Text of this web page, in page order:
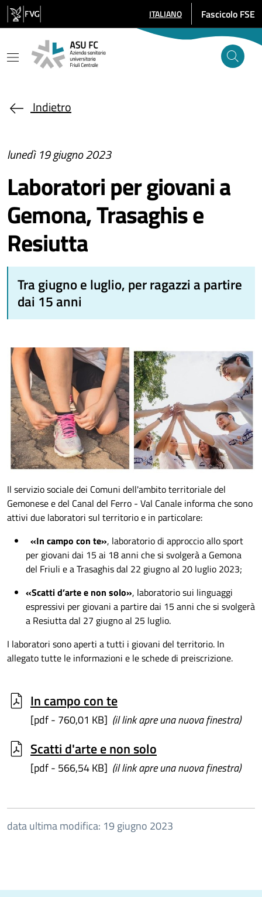
Salta al contenuto principale
SELEZIONE LINGUA: LINGUA
ITALIANO Fascicolo FSE
Indietro
lunedì 19 giugno 2023
Laboratori per giovani a
Gemona, Trasaghis e
Resiutta
Tra giugno e luglio, per ragazzi a partire
dai 15 anni
Il servizio sociale dei Comuni dell'ambito territoriale del
Gemonese e del Canal del Ferro - Val Canale informa che sono
attivi due laboratori sul territorio e in particolare:
«In campo con te», laboratorio di approccio allo sport
per giovani dai 15 ai 18 anni che si svolgerà a Gemona
del Friuli e a Trasaghis dal 22 giugno al 20 luglio 2023;
«Scatti d’arte e non solo», laboratorio sui linguaggi
espressivi per giovani a partire dai 15 anni che si svolgerà
a Resiutta dal 27 giugno al 25 luglio.
I laboratori sono aperti a tutti i giovani del territorio. In
allegato tutte le informazioni e le schede di preiscrizione.
In campo con te
[pdf - 760,01 KB] (il link apre una nuova finestra)
Scatti d'arte e non solo
[pdf - 566,54 KB] (il link apre una nuova finestra)
data ultima modifica: 19 giugno 2023